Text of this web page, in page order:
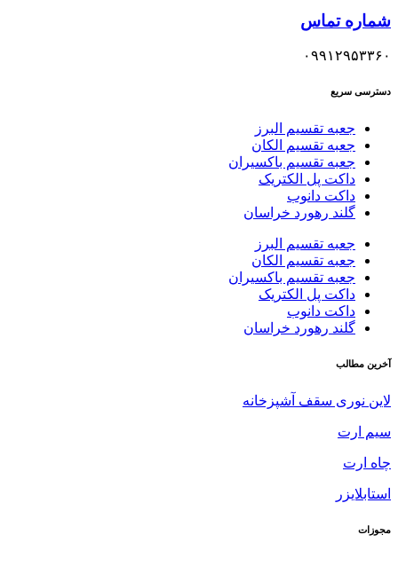
شماره تماس
۰۹۹۱۲۹۵۳۳۶۰
دسترسی سریع
جعبه تقسیم البرز
جعبه تقسیم الکان
جعبه تقسیم باکسیران
داکت پل الکتریک
داکت دانوب
گلند رهورد خراسان
جعبه تقسیم البرز
جعبه تقسیم الکان
جعبه تقسیم باکسیران
داکت پل الکتریک
داکت دانوب
گلند رهورد خراسان
آخرین مطالب
لاین نوری سقف آشپزخانه
سیم ارت
چاه ارت
استابلایزر
مجوزات